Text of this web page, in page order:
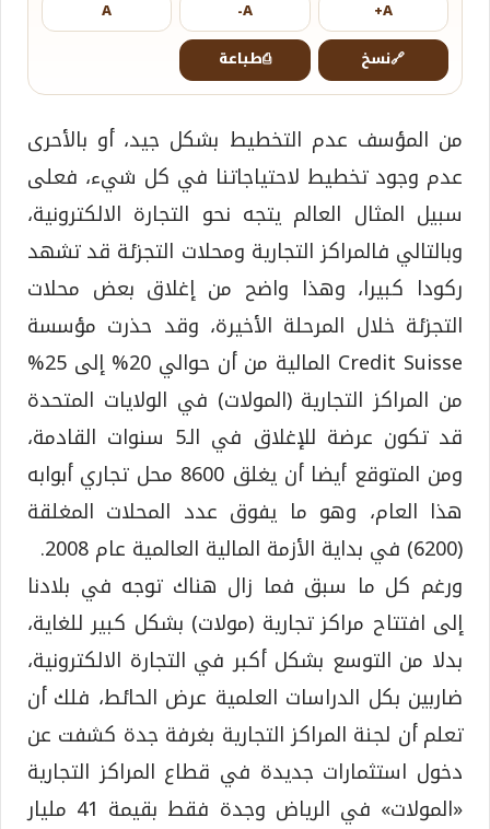
A+
A-
A
🔗نسخ ⎙طباعة
من المؤسف عدم التخطيط بشكل جيد، أو بالأحرى
عدم وجود تخطيط لاحتياجاتنا في كل شيء، فعلى
سبيل المثال العالم يتجه نحو التجارة الالكترونية،
وبالتالي فالمراكز التجارية ومحلات التجزئة قد تشهد
ركودا كبيرا، وهذا واضح من إغلاق بعض محلات
التجزئة خلال المرحلة الأخيرة، وقد حذرت مؤسسة
Credit Suisse المالية من أن حوالي 20% إلى 25%
من المراكز التجارية (المولات) في الولايات المتحدة
قد تكون عرضة للإغلاق في الـ5 سنوات القادمة،
ومن المتوقع أيضا أن يغلق 8600 محل تجاري أبوابه
هذا العام، وهو ما يفوق عدد المحلات المغلقة
(6200) في بداية الأزمة المالية العالمية عام 2008.
ورغم كل ما سبق فما زال هناك توجه في بلادنا
إلى افتتاح مراكز تجارية (مولات) بشكل كبير للغاية،
بدلا من التوسع بشكل أكبر في التجارة الالكترونية،
ضاربين بكل الدراسات العلمية عرض الحائط، فلك أن
تعلم أن لجنة المراكز التجارية بغرفة جدة كشفت عن
دخول استثمارات جديدة في قطاع المراكز التجارية
«المولات» في الرياض وجدة فقط بقيمة 41 مليار